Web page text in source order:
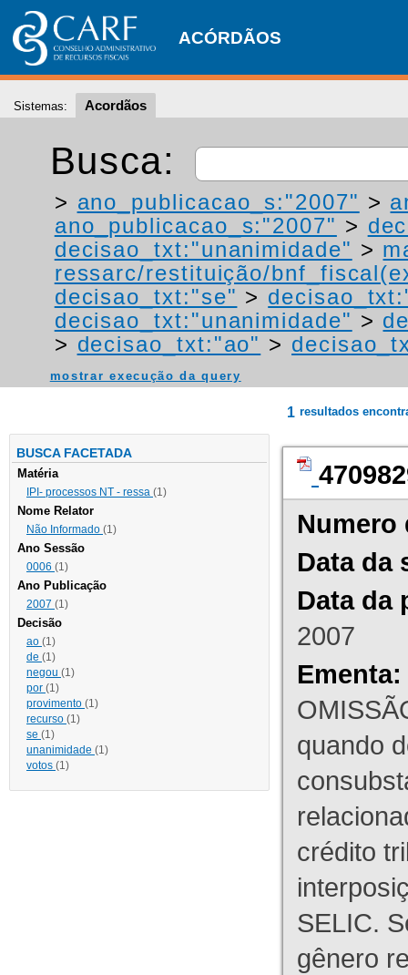
ACÓRDÃOS
Sistemas: Acordãos
Busca:
> ano_publicacao_s:"2007" >
ano_publicacao_s:"2007" >
decisao_txt:"unanimidade" >
ressarc/restituição/
decisao_txt:"se" >
decisao_txt:"unanimidade" >
> decisao_txt:"ao" >
mostrar execução da query
BUSCA FACETADA
Matéria
IPI- processos NT - ressa (1)
Nome Relator
Não Informado (1)
Ano Sessão
0006 (1)
Ano Publicação
2007 (1)
Decisão
ao (1)
de (1)
negou (1)
por (1)
provimento (1)
recurso (1)
se (1)
unanimidade (1)
votos (1)
1 resultados
Numero
Data da
Data da
2007
Ementa:
quando
crédito
SELIC.
gênero